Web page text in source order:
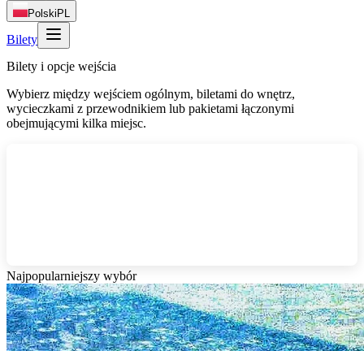
Polski PL
Bilety
Bilety i opcje wejścia
Wybierz między wejściem ogólnym, biletami do wnętrz,
wycieczkami z przewodnikiem lub pakietami łączonymi
obejmującymi kilka miejsc.
Najpopularniejszy wybór